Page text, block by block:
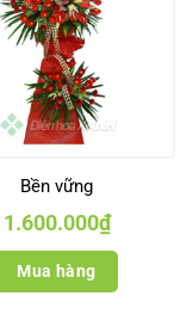
Bền vững
1.600.000₫
Mua hàng